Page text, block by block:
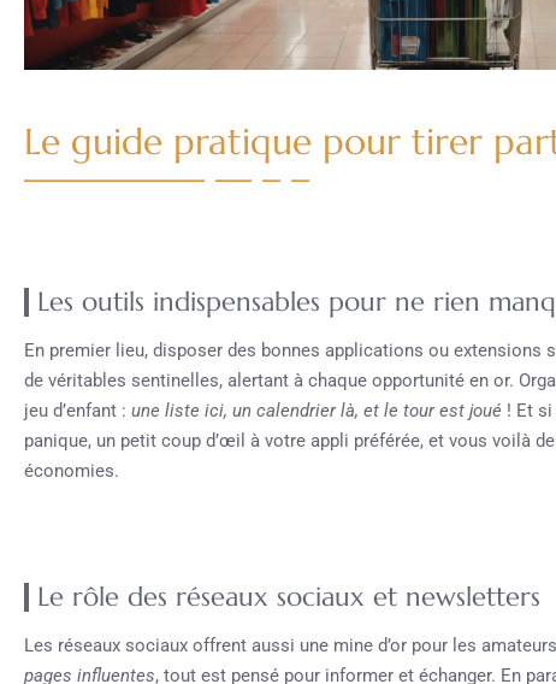
Le guide pratique pour tirer
Les outils indispensables pour ne rien
En premier lieu, disposer des bonnes applications ou extensions
de véritables sentinelles, alertant à chaque opportunité en or.
jeu d’enfant : une liste ici, un calendrier là, et le tour est joué ! Et
panique, un petit coup d’œil à votre appli préférée, et vous voilà
économies.
Le rôle des réseaux sociaux et newsletters
Les réseaux sociaux offrent aussi une mine d’or pour les
pages influentes, tout est pensé pour informer et échanger. En